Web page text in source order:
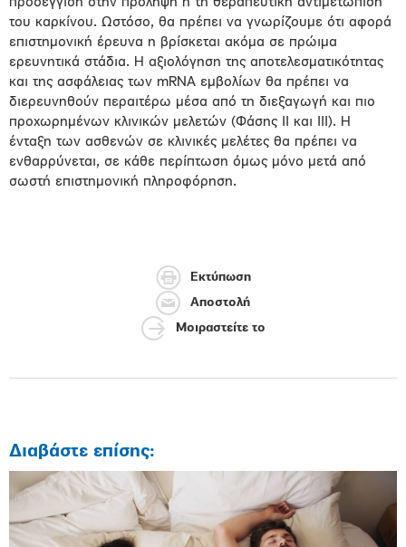
του καρκίνου. Ωστόσο, θα πρέπει να γνωρίζουμε ότι αφορά
επιστημονική έρευνα η βρίσκεται ακόμα σε πρώιμα
ερευνητικά στάδια. Η αξιολόγηση της αποτελεσματικότητας
και της ασφάλειας των mRNA εμβολίων θα πρέπει να
διερευνηθούν περαιτέρω μέσα από τη διεξαγωγή και πιο
προχωρημένων κλινικών μελετών (Φάσης ΙΙ και ΙΙΙ). Η
ένταξη των ασθενών σε κλινικές μελέτες θα πρέπει να
ενθαρρύνεται, σε κάθε περίπτωση όμως μόνο μετά από
σωστή επιστημονική πληροφόρηση.
Εκτύπωση
Αποστολή
Μοιραστείτε το
Διαβάστε επίσης: